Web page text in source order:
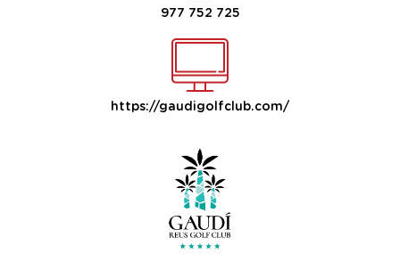
977 752 725
https://gaudigolfclub.com/